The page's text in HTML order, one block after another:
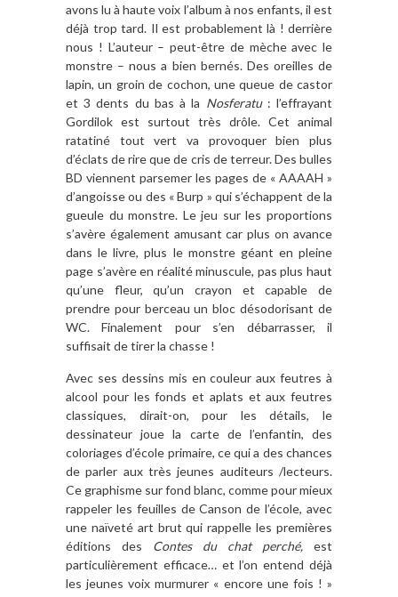
avons lu à haute voix l’album à nos enfants, il est
déjà trop tard. Il est probablement là ! derrière
nous ! L’auteur – peut-être de mèche avec le
monstre – nous a bien bernés. Des oreilles de
lapin, un groin de cochon, une queue de castor
et 3 dents du bas à la Nosferatu: l’effrayant
Gordilok est surtout très drôle. Cet animal
ratatiné tout vert va provoquer bien plus
d’éclats de rire que de cris de terreur. Des bulles
BD viennent parsemer les pages de « AAAAH »
d’angoisse ou des « Burp » qui s’échappent de la
gueule du monstre. Le jeu sur les proportions
s’avère également amusant car plus on avance
dans le livre, plus le monstre géant en pleine
page s’avère en réalité minuscule, pas plus haut
qu’une fleur, qu’un crayon et capable de
prendre pour berceau un bloc désodorisant de
WC. Finalement pour s’en débarrasser, il
suffisait de tirer la chasse !
Avec ses dessins mis en couleur aux feutres à
alcool pour les fonds et aplats et aux feutres
classiques, dirait-on, pour les détails, le
dessinateur joue la carte de l’enfantin, des
coloriages d’école primaire, ce qui a des chances
de parler aux très jeunes auditeurs /lecteurs.
Ce graphisme sur fond blanc, comme pour mieux
rappeler les feuilles de Canson de l’école, avec
une naïveté art brut qui rappelle les premières
éditions des Contes du chat perché, est
particulièrement efficace… et l’on entend déjà
les jeunes voix murmurer « encore une fois ! »